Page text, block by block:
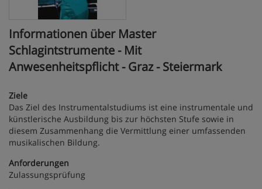
Informationen über Master
Schlagintstrumente - Mit
Anwesenheitspflicht - Graz - Steiermark
Ziele
Das Ziel des Instrumentalstudiums ist eine instrumentale und
künstlerische Ausbildung bis zur höchsten Stufe sowie in
diesem Zusammenhang die Vermittlung einer umfassenden
musikalischen Bildung.
Anforderungen
Zulassungsprüfung